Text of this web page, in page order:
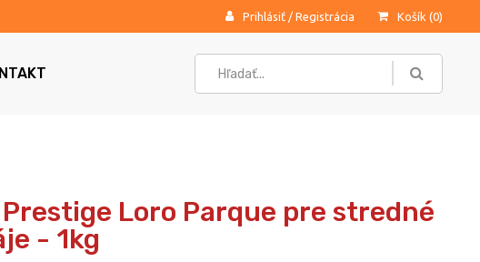
Prihlásiť / Registrácia Košík (0)
Loro Parque pre stredné
- 1kg